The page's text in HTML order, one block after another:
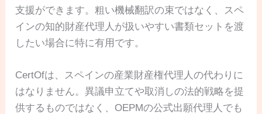
支援ができます。粗い機械翻訳の束ではなく、スペ
インの知的財産代理人が扱いやすい書類セットを渡
したい場合に特に有用です。
CertOfは、スペインの産業財産権代理人の代わりに
はなりません。異議申立てや取消しの法的戦略を提
供するものではなく、OEPMの公式出願代理人でも